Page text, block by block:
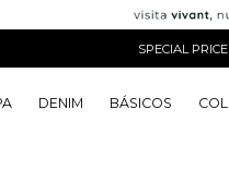
SPECIAL
DENIM BÁSICOS